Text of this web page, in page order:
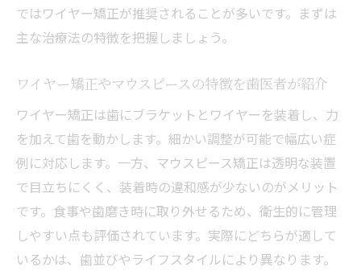
ではワイヤー矯正が推奨されることが多いです。まずは
主な治療法の特徴を把握しましょう。
ワイヤー矯正やマウスピースの特徴を歯医者が紹介
ワイヤー矯正は歯にブラケットとワイヤーを装着し、力
を加えて歯を動かします。細かい調整が可能で幅広い症
例に対応します。一方、マウスピース矯正は透明な装置
で目立ちにくく、装着時の違和感が少ないのがメリット
です。食事や歯磨き時に取り外せるため、衛生的に管理
しやすい点も評価されています。実際にどちらが適して
いるかは、歯並びやライフスタイルにより異なります。